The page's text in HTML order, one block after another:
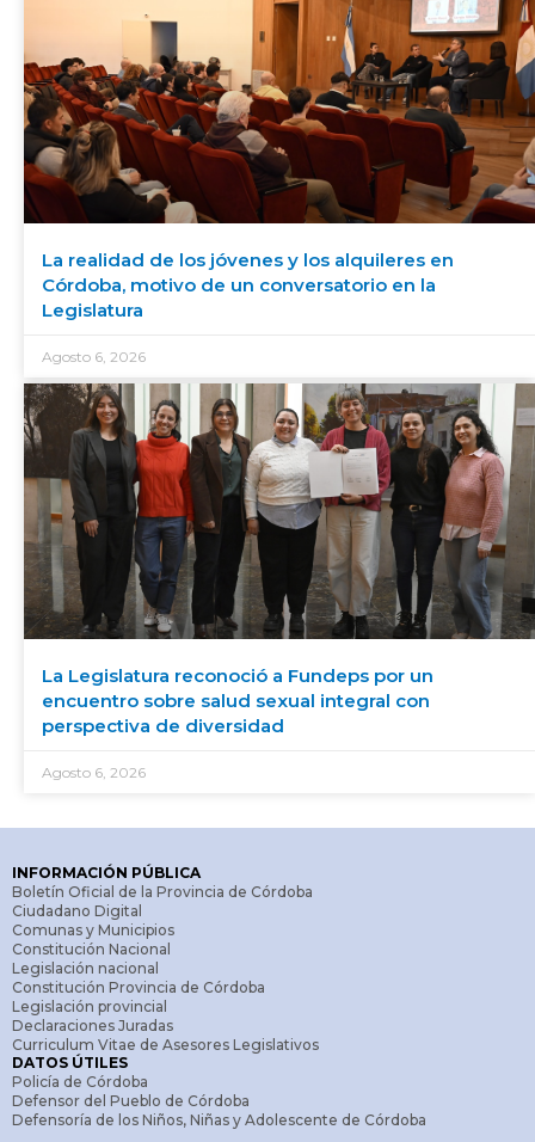
La realidad de los jóvenes y los alquileres en
Córdoba, motivo de un conversatorio en la
Legislatura
Agosto 6, 2026
La Legislatura reconoció a Fundeps por un
encuentro sobre salud sexual integral con
perspectiva de diversidad
Agosto 6, 2026
INFORMACIÓN PÚBLICA
Boletín Oficial de la Provincia de Córdoba
Ciudadano Digital
Comunas y Municipios
Constitución Nacional
Legislación nacional
Constitución Provincia de Córdoba
Legislación provincial
Declaraciones Juradas
Curriculum Vitae de Asesores Legislativos
DATOS ÚTILES
Policía de Córdoba
Defensor del Pueblo de Córdoba
Defensoría de los Niños, Niñas y Adolescente de Córdoba